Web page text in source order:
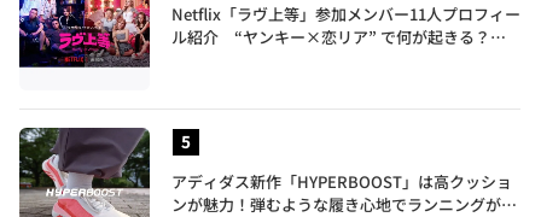
Netflix「ラヴ上等」参加メンバー11人プロフィー
ル紹介 “ヤンキー×恋リア” で何が起きる？地
アディダス新作「HYPERBOOST」は高クッショ
ンが魅力！弾むような履き心地でランニングがも